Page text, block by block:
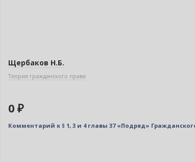
Щербаков Н.Б.
Теория гражданского права
0 ₽
Комментарий к § 1, 3 и 4 главы 37 «Подряд»